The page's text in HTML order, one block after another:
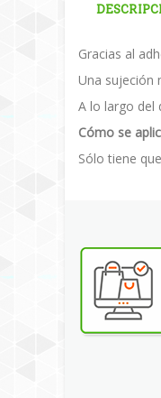
Gracias al
Una sujeción
A lo largo del
Cómo se
Sólo tiene